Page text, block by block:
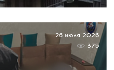
26 июля 2026
375